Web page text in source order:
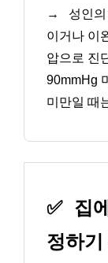
→
성인
이거나 이
압으로 진
90mmHg
미만일 때
✅ 집
정하